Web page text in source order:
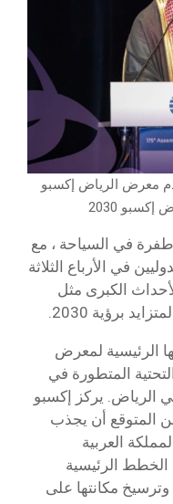
معرض الرياض إكسبو
في السياحة ، مع
الدوليين في الأرباع الثلاثة
مدفوعة بالأحداث الكبرى مثل
برؤية 2030.
الرئيسية لمعرض
التحتية المتطورة في
مربع في الرياض. يركز إكسبو
ومن المتوقع أن يجذب
العربية
الرئيسية
مكانتها على